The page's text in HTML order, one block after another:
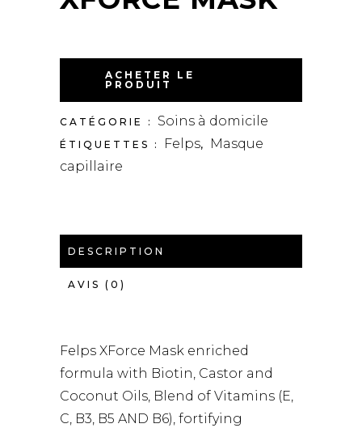
ACHETER LE
PRODUIT
CATÉGORIE : Soins à domicile
ÉTIQUETTES : Felps,
Masque
capillaire
DESCRIPTION
AVIS (0)
Felps XForce Mask enriched
formula with Biotin, Castor and
Coconut Oils, Blend of Vitamins (E,
C, B3, B5 AND B6), fortifying